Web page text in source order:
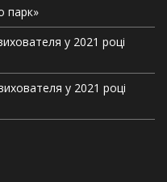
парк»
у 2021 році
у 2021 році